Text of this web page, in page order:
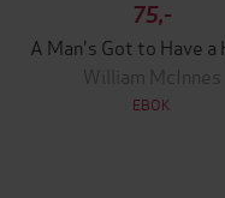
75,-
William McInnes
EBOK